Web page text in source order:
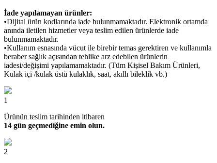
İade yapılamayan ürünler:
•Dijital ürün kodlarında iade bulunmamaktadır. Elektronik ortamda
anında iletilen hizmetler veya teslim edilen ürünlerde iade
bulunmamaktadır.
•Kullanım esnasında vücut ile birebir temas gerektiren ve kullanımla
beraber sağlık açısından tehlike arz edebilen ürünlerin
iadesi/değişimi yapılamamaktadır. (Tüm Kişisel Bakım Ürünleri,
Kulak içi /kulak üstü kulaklık, saat, akıllı bileklik vb.)
1
Ürünün teslim tarihinden itibaren
14 gün geçmediğine emin olun.
2